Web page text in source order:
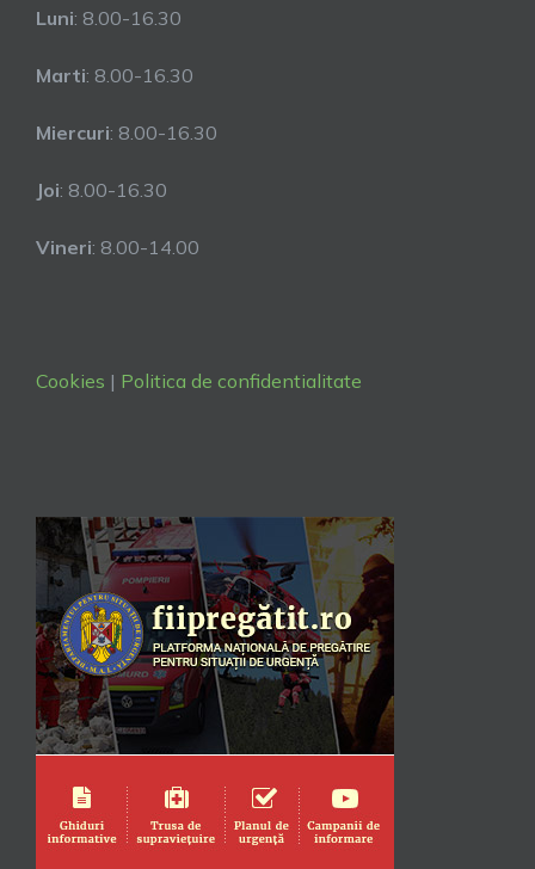
Luni: 8.00-16.30
Marti: 8.00-16.30
Miercuri: 8.00-16.30
Joi: 8.00-16.30
Vineri: 8.00-14.00
Cookies | Politica de confidentialitate